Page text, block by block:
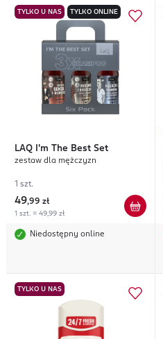
TYLKO U NAS TYLKO ONLINE
LAQ I'm The Best Set
zestaw dla mężczyzn
1 szt.
49,99 zł
1 szt. = 49,99 zł
Niedostępny online
TYLKO U NAS